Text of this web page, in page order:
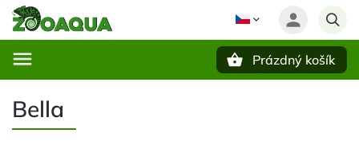
Prázdný košík
Bella